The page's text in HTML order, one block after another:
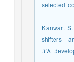
selected
35.
shifters
developing economy.Journal of policy modeling. ٢٨.